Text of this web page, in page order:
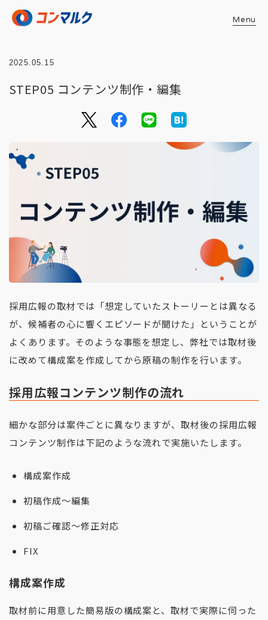
Menu
2025.05.15
STEP05 コンテンツ制作・編集
採用広報の取材では「想定していたストーリーとは異なる
が、候補者の心に響くエピソードが聞けた」ということが
よくあります。そのような事態を想定し、弊社では取材後
に改めて構成案を作成してから原稿の制作を行います。
採用広報コンテンツ制作の流れ
細かな部分は案件ごとに異なりますが、取材後の採用広報
コンテンツ制作は下記のような流れで実施いたします。
構成案作成
初稿作成〜編集
初稿ご確認〜修正対応
FIX
構成案作成
取材前に用意した簡易版の構成案と、取材で実際に伺った